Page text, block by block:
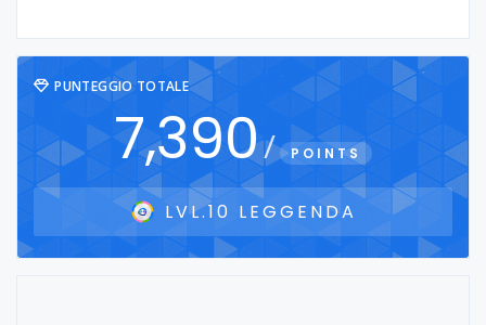
PUNTEGGIO TOTALE
7,390/ POINTS
LVL.10 LEGGENDA